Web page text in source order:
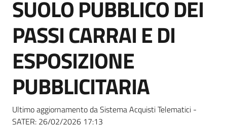
SUOLO PUBBLICO DEI
PASSI CARRAI E DI
ESPOSIZIONE
PUBBLICITARIA
Ultimo aggiornamento da Sistema Acquisti Telematici -
SATER: 26/02/2026 17:13